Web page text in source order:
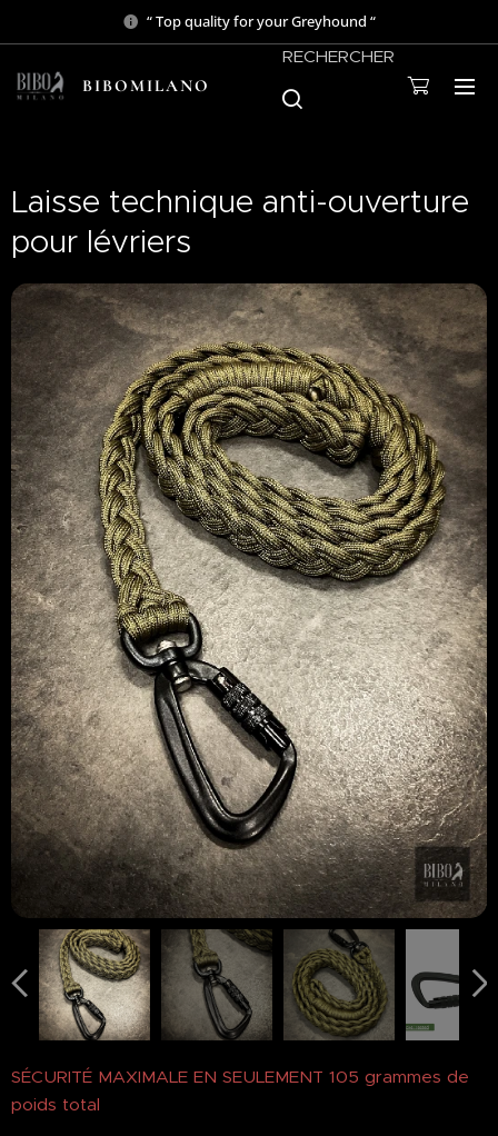
“ Top quality for your Greyhound “
BIBOMILANO
RECHERCHER
Laisse technique anti-ouverture
pour lévriers
SÉCURITÉ MAXIMALE EN SEULEMENT 105 grammes de
poids total